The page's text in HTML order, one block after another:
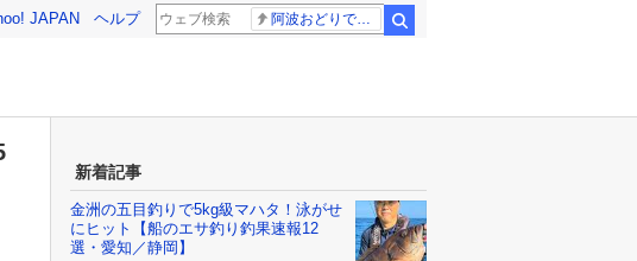
JAPAN ヘルプ 阿波おどりで不適切な動画
新着記事
金洲の五目釣りで5kg級マハタ！泳がせ
にヒット【船のエサ釣り釣果速報12
選・愛知／静岡】